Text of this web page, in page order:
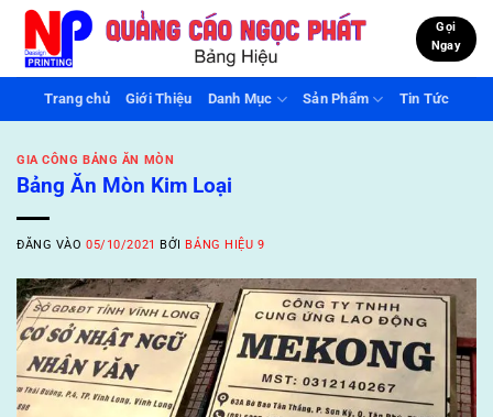
Gọi
Ngay
Trang chủ Giới Thiệu Danh Mục Sản Phẩm Tin Tức
GIA CÔNG BẢNG ĂN MÒN
Bảng Ăn Mòn Kim Loại
ĐĂNG VÀO05/10/2021 BỞI BẢNG HIỆU 9